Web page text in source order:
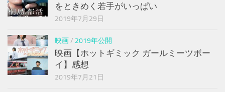
をときめく若手がいっぱい
2019年7月29日
映画/ 2019年公開
映画【ホットギミック ガールミーツボー
イ】感想
2019年7月21日